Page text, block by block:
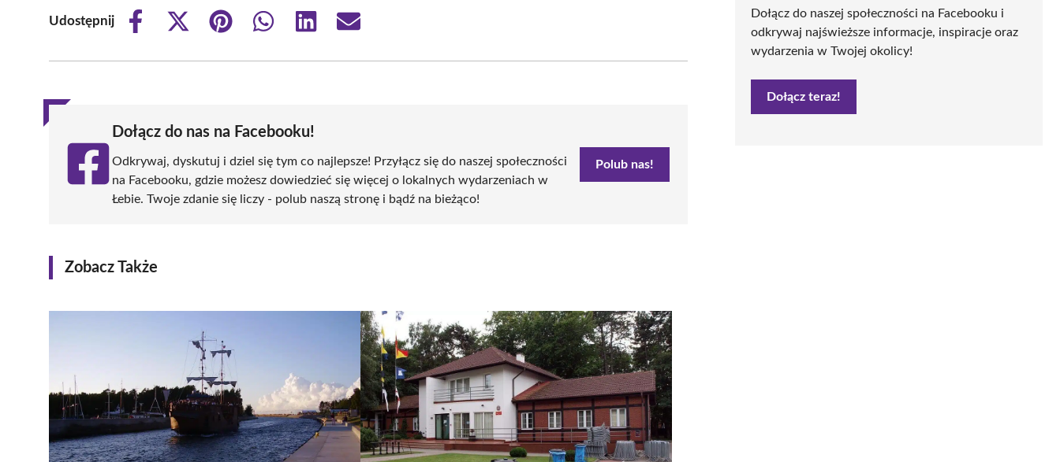
Udostępnij
Share
Share
(Twitter)
Share
Share
Share
Share
Dołącz do nas na Facebooku!
Odkrywaj, dyskutuj i dziel się tym co najlepsze! Przyłącz się do naszej społeczności
na Facebooku, gdzie możesz dowiedzieć się więcej o lokalnych wydarzeniach w
Łebie. Twoje zdanie się liczy - polub naszą stronę i bądź na bieżąco!
Polub nas!
Zobacz Także
Dołącz do naszej społeczności na Facebooku i
odkrywaj najświeższe informacje, inspiracje oraz
wydarzenia w Twojej okolicy!
Dołącz teraz!